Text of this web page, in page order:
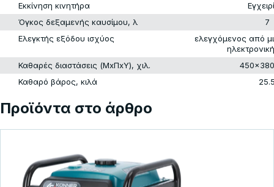
Εκκίνηση κινητήρα
Όγκος δεξαμενής καυσίμου, λ
7
Ελεγκτής εξόδου ισχύος
ελεγχόμενος από
Καθαρές διαστάσεις (ΜxΠxΥ), χιλ.
Καθαρό βάρος, κιλά
Προϊόντα στο άρθρο